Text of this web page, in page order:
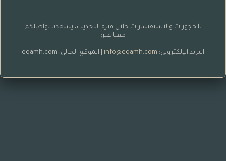
للحجوزات والاستفسارات خلال فترة التحديث، يسعدنا تواصلكم
معنا عبر:
البريد الإلكتروني: info@eqamh.com | الموقع الحالي: eqamh.com